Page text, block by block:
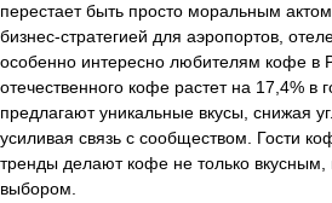
перестает быть просто моральным
бизнес-стратегией для аэропортов,
особенно интересно любителям кофе в
отечественного кофе растет на 17,4% в
предлагают уникальные вкусы, снижая
усиливая связь с сообществом. Гости
тренды делают кофе не только вкусным,
выбором.